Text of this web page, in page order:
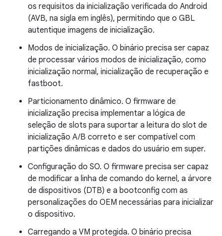
os requisitos da inicialização verificada do Android
(AVB, na sigla em inglês), permitindo que o GBL
autentique imagens de inicialização.
Modos de inicialização. O binário precisa ser capaz
de processar vários modos de inicialização, como
inicialização normal, inicialização de recuperação e
fastboot.
Particionamento dinâmico. O firmware de
inicialização precisa implementar a lógica de
seleção de slots para suportar a leitura do slot de
inicialização A/B correto e ser compatível com
partições dinâmicas e dados do usuário em super.
Configuração do SO. O firmware precisa ser capaz
de modificar a linha de comando do kernel, a árvore
de dispositivos (DTB) e a bootconfig com as
personalizações do OEM necessárias para inicializar
o dispositivo.
Carregando a VM protegida. O binário precisa